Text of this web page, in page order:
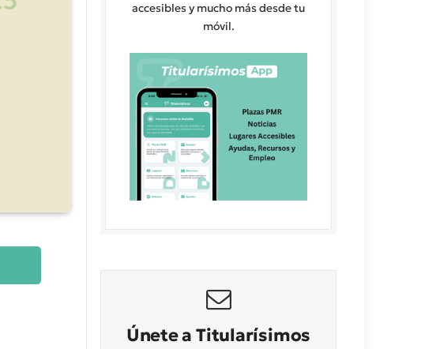
accesibles y mucho más desde tu
móvil.
Únete a Titularísimos